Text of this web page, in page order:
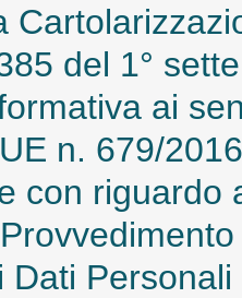
del 1°
ai
n. 679/
con riguardo
Dati